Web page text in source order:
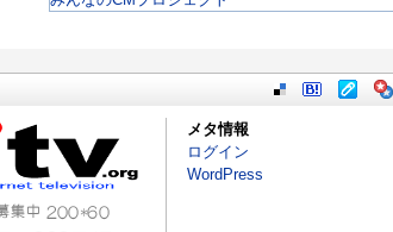
メタ情報
ログイン
WordPress